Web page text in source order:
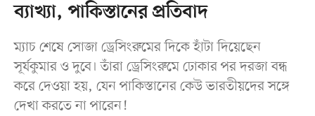
ব্যাখ্যা, পাকিস্তানের প্রতিবাদ
ম্যাচ শেষে সোজা ড্রেসিংরুমের দিকে হাঁটা দিয়েছেন
সূর্যকুমার ও দুবে। তাঁরা ড্রেসিংরুমে ঢোকার পর দরজা বন্ধ
করে দেওয়া হয়, যেন পাকিস্তানের কেউ ভারতীয়দের সঙ্গে
দেখা করতে না পারেন!